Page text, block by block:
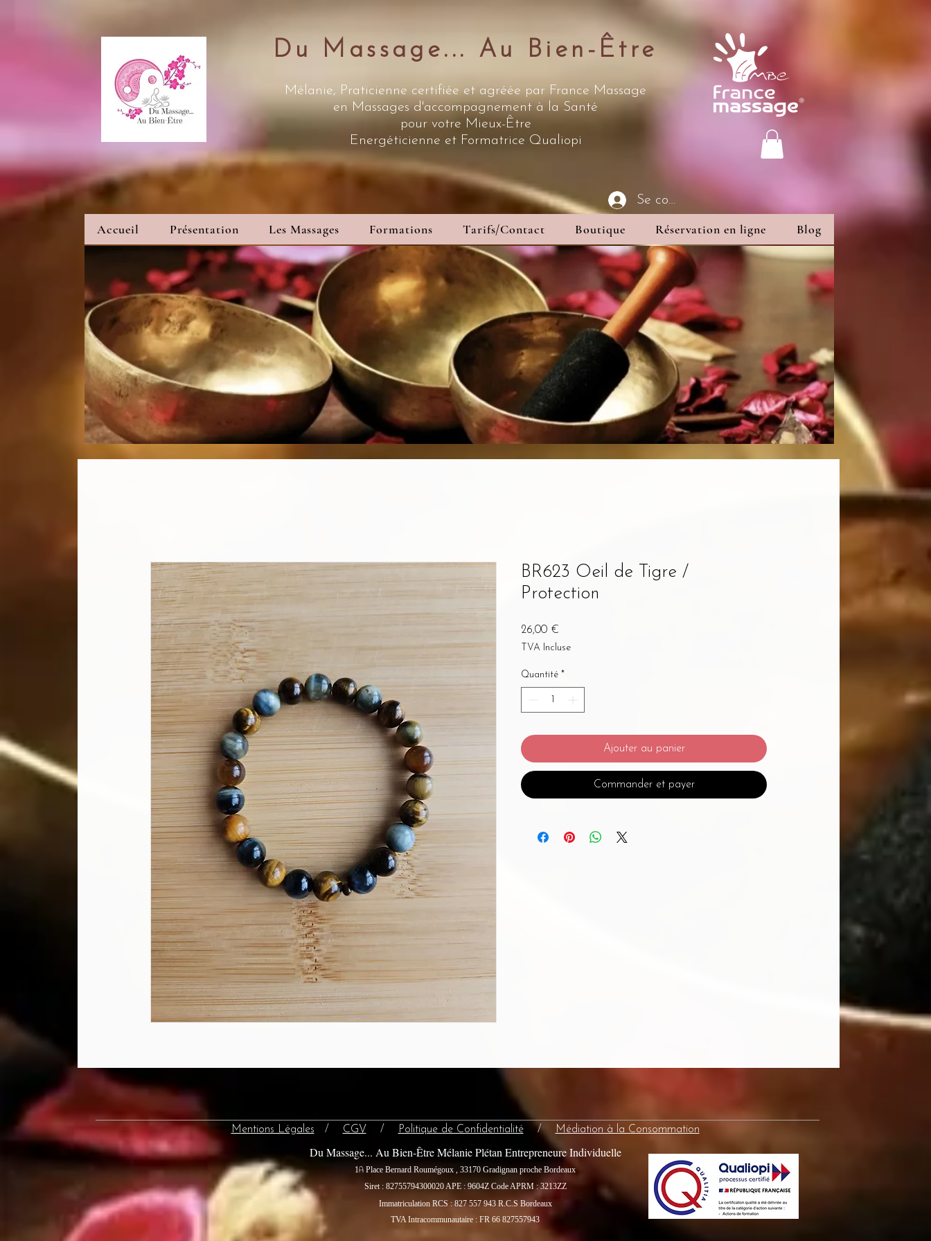
Du Massage... Au Bien-Être
Mélanie, Praticienne certifiée et agréée par France Massage
en Massages d'accompagnement à la Santé
pour votre Mieux-Être
Energéticienne et Formatrice Qualiopi
Se connecter
Accueil Présentation Les Massages Formations Tarifs/Contact Boutique Réservation en ligne Blog
BR623 Oeil de Tigre /
Protection
26,00 €
TVA Incluse
Quantité *
Ajouter au panier
Commander et payer
Du Massage... Au Bien-Être Mélanie Plétan Entrepreneure Individuelle
1A Place Bernard Roumégoux , 33170 Gradignan proche Bordeaux
Siret : 82755794300020APE : 9604Z Code APRM : 3213ZZ
Immatriculation RCS : 827 557 943 R.C.S Bordeaux
TVA Intracommunautaire : FR 66 827557943
Mentions Légales / CGV / Politique de Confidentialité/ Médiation à la Consommation